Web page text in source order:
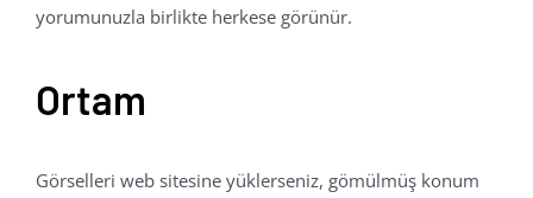
yorumunuzla birlikte herkese görünür.
Ortam
Görselleri web sitesine yüklerseniz, gömülmüş konum